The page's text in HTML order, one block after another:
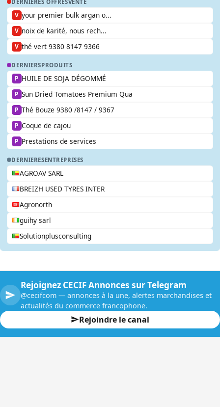
DERNIÈRES OFFRESVENTE
V your premier bulk argan o...
V noix de karité, nous rech...
V thé vert 9380 8147 9366
DERNIERSPRODUITS
P HUILE DE SOJA DÉGOMMÉ
P Sun Dried Tomatoes Premium Qua
P Thé Bouze 9380 /8147 / 9367
P Coque de cajou
P Prestations de services
DERNIERESENTREPRISES
AGROAV SARL
BREIZH USED TYRES INTER
Agronorth
guihy sarl
Solutionplusconsulting
Rejoignez CECIF Annonces sur Telegram
@cecifcom — annonces à la une, alertes marchandises et
actualités du commerce francophone.
Rejoindre le canal